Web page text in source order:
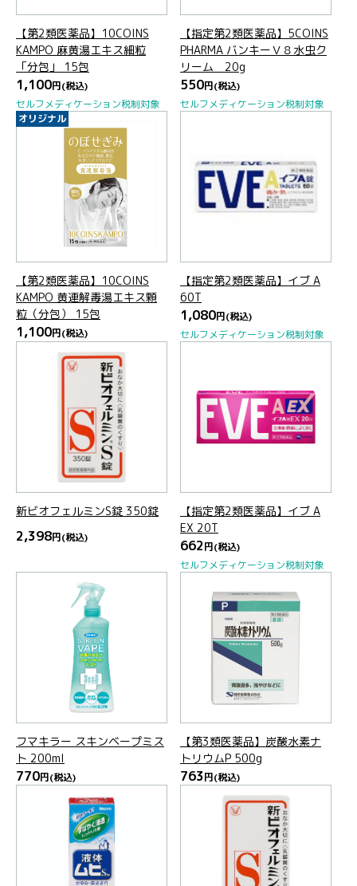
【第2類医薬品】10COINS
KAMPO 麻黄湯エキス細粒
「分包」 15包
1,100円(税込)
セルフメディケーション税制対象
【指定第2類医薬品】5COINS
PHARMA バンキーＶ８水虫ク
リーム 20g
550円(税込)
セルフメディケーション税制対象
オリジナル
【第2類医薬品】10COINS
KAMPO 黄連解毒湯エキス顆
粒（分包） 15包
1,100円(税込)
【指定第2類医薬品】イブ A
60T
1,080円(税込)
セルフメディケーション税制対象
新ビオフェルミンS錠 350錠
2,398円(税込)
【指定第2類医薬品】イブ A
EX 20T
662円(税込)
セルフメディケーション税制対象
フマキラー スキンベープミス
ト 200ml
770円(税込)
【第3類医薬品】炭酸水素ナ
トリウムP 500g
763円(税込)